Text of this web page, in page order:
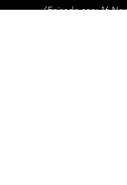
《Episode one: 16